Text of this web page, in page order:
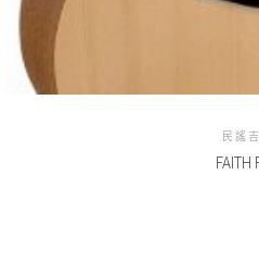
民謠
FAITH